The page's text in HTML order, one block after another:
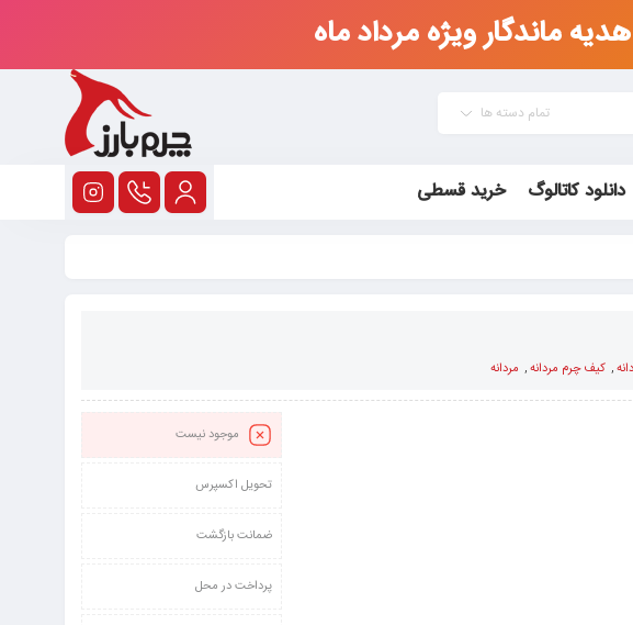
ماندگار ویژه مرداد ماه
تمام دسته ها
دانلود کاتالوگ خرید قسطی
, کیف چرم مردانه, مردانه
موجود نیست
تحویل اکسپرس
ضمانت بازگشت
پرداخت در محل